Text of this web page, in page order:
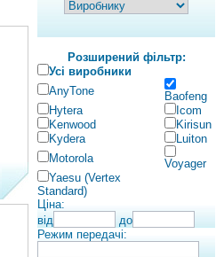
Розширений фільтр:
Усі виробники
AnyTone
Baofeng
Hytera
Icom
Kenwood
Kirisun
Kydera
Luiton
Motorola
Voyager
Yaesu (Vertex
Standard)
Ціна:
від
до
Режим передачі: